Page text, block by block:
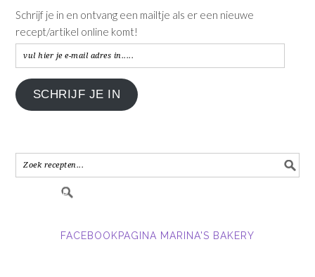
Schrijf je in en ontvang een mailtje als er een nieuwe
recept/artikel online komt!
vul
hier
je
e-
in.....
SCHRIJF JE IN
FACEBOOKPAGINA MARINA'S BAKERY